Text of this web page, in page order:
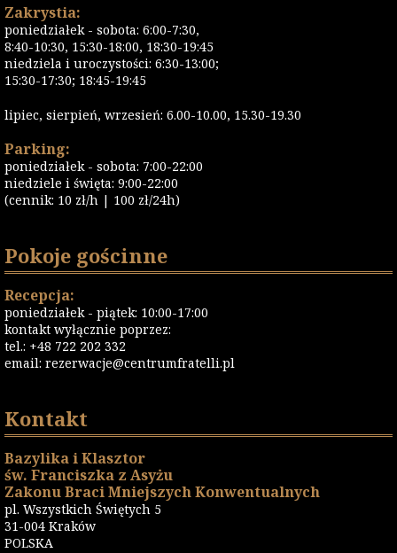
Zakrystia:
poniedziałek - sobota: 6:00-7:30,
8:40-10:30, 15:30-18:00, 18:30-19:45
niedziela i uroczystości: 6:30-13:00;
15:30-17:30; 18:45-19:45
lipiec, sierpień, wrzesień: 6.00-10.00, 15.30-19.30
Parking:
poniedziałek - sobota: 7:00-22:00
niedziele i święta: 9:00-22:00
(cennik: 10 zł/h | 100 zł/24h)
Pokoje gościnne
Recepcja:
poniedziałek - piątek: 10:00-17:00
kontakt wyłącznie poprzez:
tel.: +48 722 202 332
email: rezerwacje@centrumfratelli.pl
Kontakt
Bazylika i Klasztor
św. Franciszka z Asyżu
Zakonu Braci Mniejszych Konwentualnych
pl. Wszystkich Świętych 5
31-004 Kraków
POLSKA